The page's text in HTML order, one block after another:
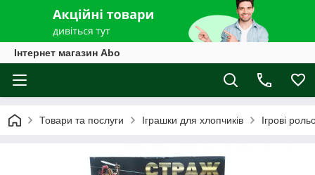
Інтернет магазин Abo
Товари та послуги Іграшки для хлопчиків Ігрові